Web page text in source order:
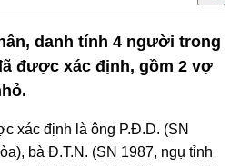
danh tính 4 người trong
được xác định, gồm 2 vợ
xác định là ông P.Đ.D. (SN
bà Đ.T.N. (SN 1987, ngụ tỉnh